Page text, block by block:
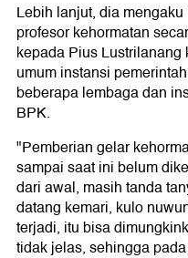
Lebih lanjut, dia
profesor kehormatan
kepada Pius
umum instansi
beberapa lembaga dan
BPK.
"Pemberian gelar
sampai saat ini belum
dari awal, masih tanda
datang kemari, kulo
terjadi, itu bisa
tidak jelas, sehingga